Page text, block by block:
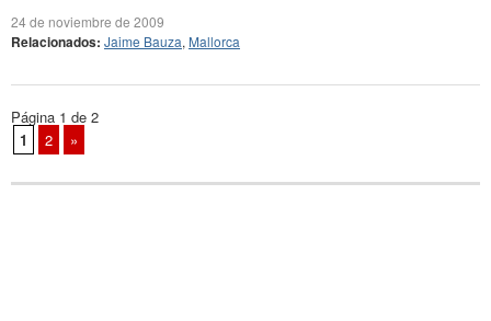
24 de noviembre de 2009
Relacionados: Jaime Bauza, Mallorca
Página 1 de 2
1
2 »